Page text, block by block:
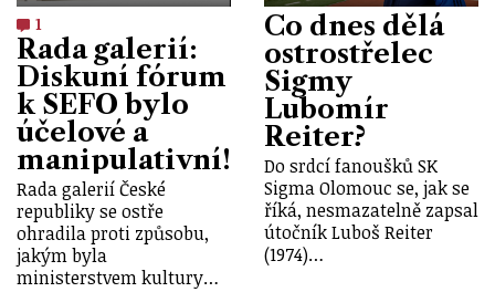
1
Rada galerií:
Diskuní fórum
k SEFO bylo
účelové a
manipulativní!
Rada galerií České
republiky se ostře
ohradila proti způsobu,
jakým byla
ministerstvem kultury…
Co dnes dělá
ostrostřelec
Sigmy
Lubomír
Reiter?
Do srdcí fanoušků SK
Sigma Olomouc se, jak se
říká, nesmazatelně zapsal
útočník Luboš Reiter
(1974)…